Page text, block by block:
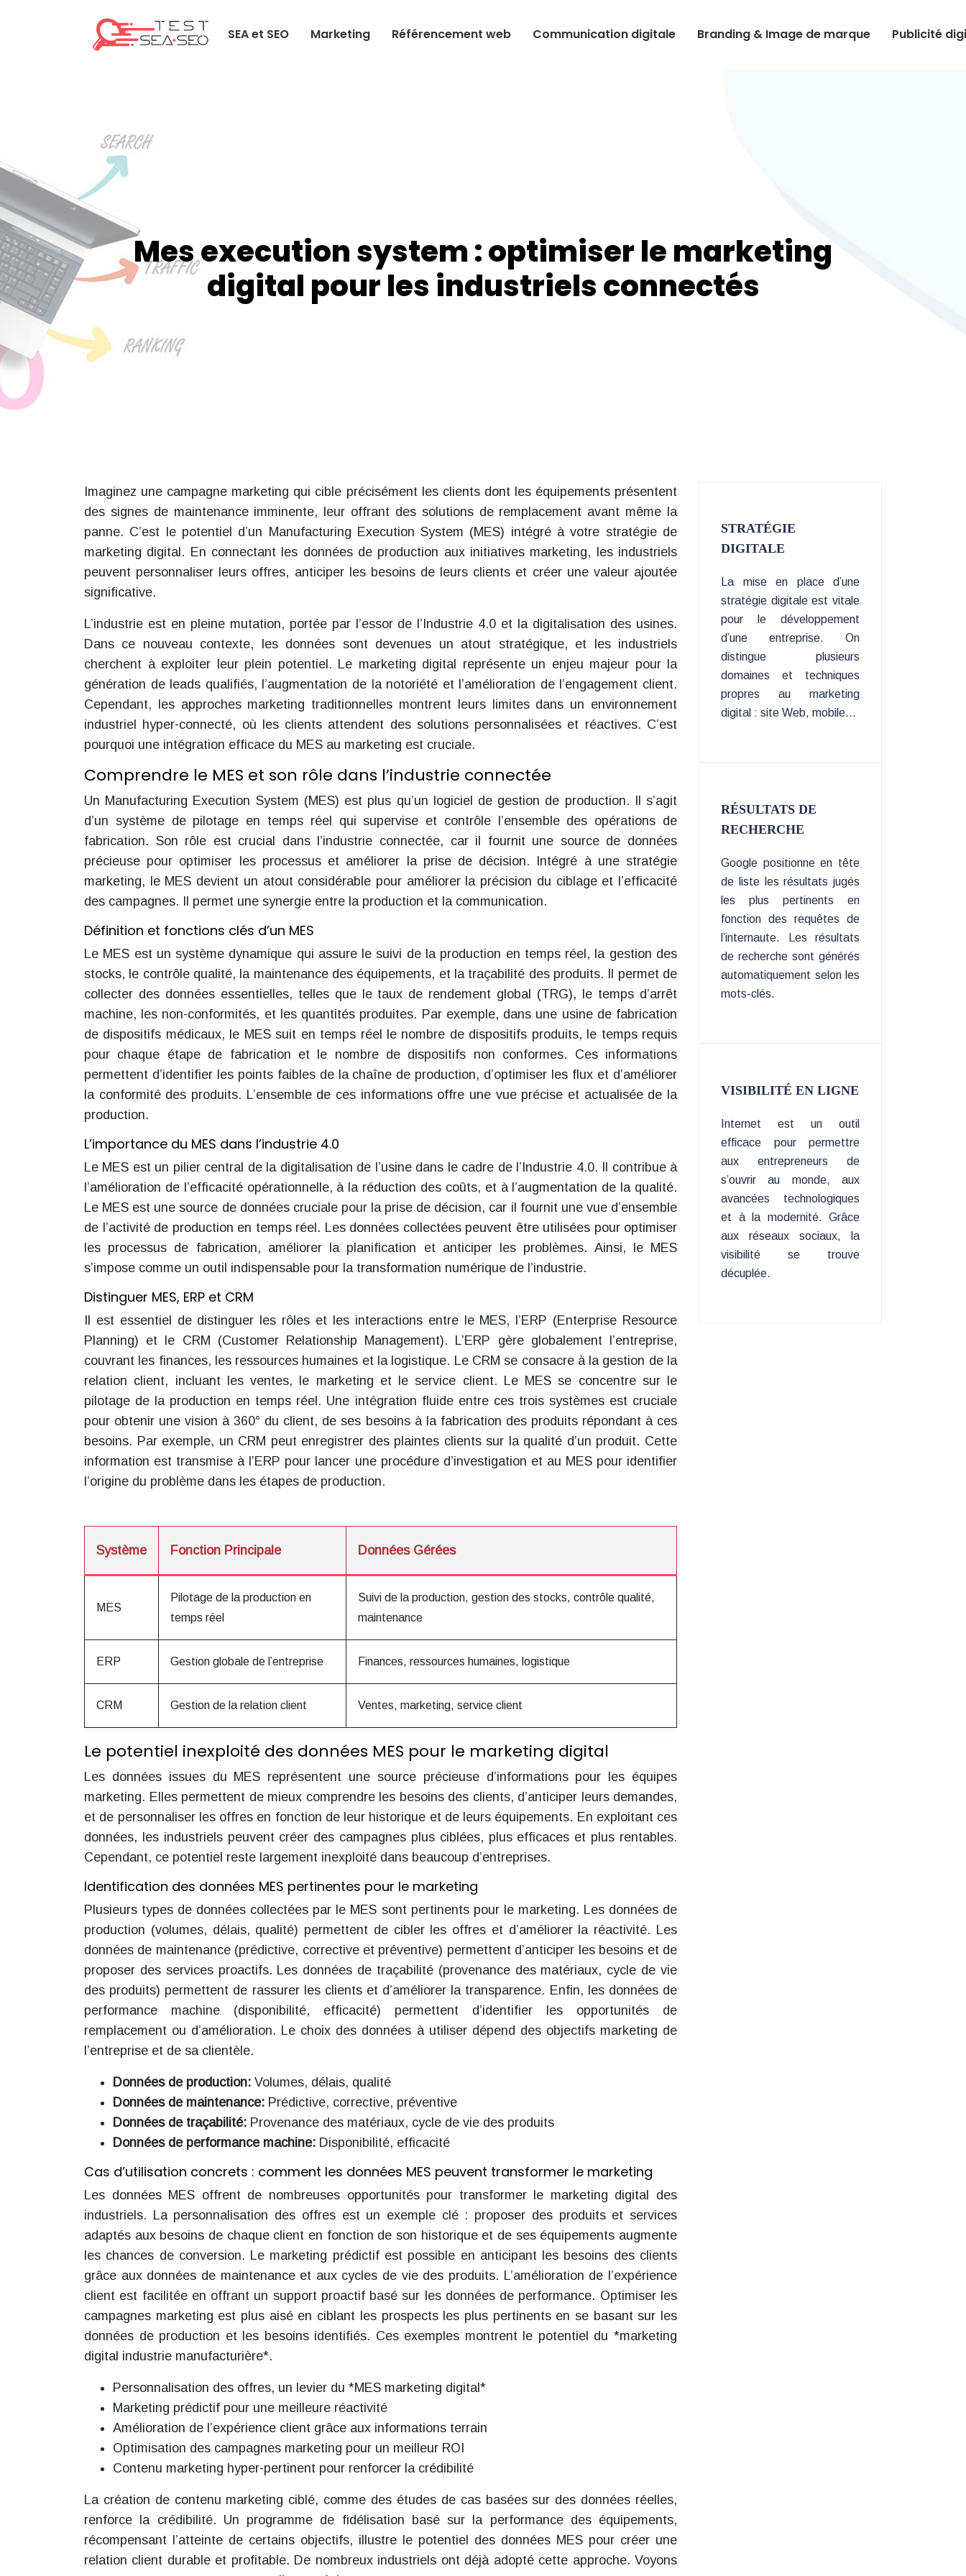
SEA et SEO Marketing Référencement web Communication digitale Branding & Image de marque Publicité
Mes execution system : optimiser le marketing
digital pour les industriels connectés
Imaginez une campagne marketing qui cible précisément les clients dont les équipements présentent
des signes de maintenance imminente, leur offrant des solutions de remplacement avant même la
panne. C’est le potentiel d’un Manufacturing Execution System (MES) intégré à votre stratégie de
marketing digital. En connectant les données de production aux initiatives marketing, les industriels
peuvent personnaliser leurs offres, anticiper les besoins de leurs clients et créer une valeur ajoutée
significative.
L’industrie est en pleine mutation, portée par l’essor de l’Industrie 4.0 et la digitalisation des usines.
Dans ce nouveau contexte, les données sont devenues un atout stratégique, et les industriels
cherchent à exploiter leur plein potentiel. Le marketing digital représente un enjeu majeur pour la
génération de leads qualifiés, l’augmentation de la notoriété et l’amélioration de l’engagement client.
Cependant, les approches marketing traditionnelles montrent leurs limites dans un environnement
industriel hyper-connecté, où les clients attendent des solutions personnalisées et réactives. C’est
pourquoi une intégration efficace du MES au marketing est cruciale.
Comprendre le MES et son rôle dans l’industrie connectée
Un Manufacturing Execution System (MES) est plus qu’un logiciel de gestion de production. Il s’agit
d’un système de pilotage en temps réel qui supervise et contrôle l’ensemble des opérations de
fabrication. Son rôle est crucial dans l’industrie connectée, car il fournit une source de données
précieuse pour optimiser les processus et améliorer la prise de décision. Intégré à une stratégie
marketing, le MES devient un atout considérable pour améliorer la précision du ciblage et l’efficacité
des campagnes. Il permet une synergie entre la production et la communication.
Définition et fonctions clés d’un MES
Le MES est un système dynamique qui assure le suivi de la production en temps réel, la gestion des
stocks, le contrôle qualité, la maintenance des équipements, et la traçabilité des produits. Il permet de
collecter des données essentielles, telles que le taux de rendement global (TRG), le temps d’arrêt
machine, les non-conformités, et les quantités produites. Par exemple, dans une usine de fabrication
de dispositifs médicaux, le MES suit en temps réel le nombre de dispositifs produits, le temps requis
pour chaque étape de fabrication et le nombre de dispositifs non conformes. Ces informations
permettent d’identifier les points faibles de la chaîne de production, d’optimiser les flux et d’améliorer
la conformité des produits. L’ensemble de ces informations offre une vue précise et actualisée de la
production.
L’importance du MES dans l’industrie 4.0
Le MES est un pilier central de la digitalisation de l’usine dans le cadre de l’Industrie 4.0. Il contribue à
l’amélioration de l’efficacité opérationnelle, à la réduction des coûts, et à l’augmentation de la qualité.
Le MES est une source de données cruciale pour la prise de décision, car il fournit une vue d’ensemble
de l’activité de production en temps réel. Les données collectées peuvent être utilisées pour optimiser
les processus de fabrication, améliorer la planification et anticiper les problèmes. Ainsi, le MES
s’impose comme un outil indispensable pour la transformation numérique de l’industrie.
Distinguer MES, ERP et CRM
Il est essentiel de distinguer les rôles et les interactions entre le MES, l’ERP (Enterprise Resource
Planning) et le CRM (Customer Relationship Management). L’ERP gère globalement l’entreprise,
couvrant les finances, les ressources humaines et la logistique. Le CRM se consacre à la gestion de la
relation client, incluant les ventes, le marketing et le service client. Le MES se concentre sur le
pilotage de la production en temps réel. Une intégration fluide entre ces trois systèmes est cruciale
pour obtenir une vision à 360° du client, de ses besoins à la fabrication des produits répondant à ces
besoins. Par exemple, un CRM peut enregistrer des plaintes clients sur la qualité d’un produit. Cette
information est transmise à l’ERP pour lancer une procédure d’investigation et au MES pour identifier
l’origine du problème dans les étapes de production.
Système Fonction Principale Données Gérées
MES
Pilotage de la production en
temps réel
Suivi de la production, gestion des stocks, contrôle qualité,
maintenance
ERP Gestion globale de l’entreprise Finances, ressources humaines, logistique
CRM Gestion de la relation client Ventes, marketing, service client
Le potentiel inexploité des données MES pour le marketing digital
Les données issues du MES représentent une source précieuse d’informations pour les équipes
marketing. Elles permettent de mieux comprendre les besoins des clients, d’anticiper leurs demandes,
et de personnaliser les offres en fonction de leur historique et de leurs équipements. En exploitant ces
données, les industriels peuvent créer des campagnes plus ciblées, plus efficaces et plus rentables.
Cependant, ce potentiel reste largement inexploité dans beaucoup d’entreprises.
Identification des données MES pertinentes pour le marketing
Plusieurs types de données collectées par le MES sont pertinents pour le marketing. Les données de
production (volumes, délais, qualité) permettent de cibler les offres et d’améliorer la réactivité. Les
données de maintenance (prédictive, corrective et préventive) permettent d’anticiper les besoins et de
proposer des services proactifs. Les données de traçabilité (provenance des matériaux, cycle de vie
des produits) permettent de rassurer les clients et d’améliorer la transparence. Enfin, les données de
performance machine (disponibilité, efficacité) permettent d’identifier les opportunités de
remplacement ou d’amélioration. Le choix des données à utiliser dépend des objectifs marketing de
l’entreprise et de sa clientèle.
Données de production: Volumes, délais, qualité
Données de maintenance: Prédictive, corrective, préventive
Données de traçabilité: Provenance des matériaux, cycle de vie des produits
Données de performance machine: Disponibilité, efficacité
Cas d’utilisation concrets : comment les données MES peuvent transformer le marketing
Les données MES offrent de nombreuses opportunités pour transformer le marketing digital des
industriels. La personnalisation des offres est un exemple clé : proposer des produits et services
adaptés aux besoins de chaque client en fonction de son historique et de ses équipements augmente
les chances de conversion. Le marketing prédictif est possible en anticipant les besoins des clients
grâce aux données de maintenance et aux cycles de vie des produits. L’amélioration de l’expérience
client est facilitée en offrant un support proactif basé sur les données de performance. Optimiser les
campagnes marketing est plus aisé en ciblant les prospects les plus pertinents en se basant sur les
données de production et les besoins identifiés. Ces exemples montrent le potentiel du *marketing
digital industrie manufacturière*.
Personnalisation des offres, un levier du *MES marketing digital*
Marketing prédictif pour une meilleure réactivité
Amélioration de l’expérience client grâce aux informations terrain
Optimisation des campagnes marketing pour un meilleur ROI
Contenu marketing hyper-pertinent pour renforcer la crédibilité
La création de contenu marketing ciblé, comme des études de cas basées sur des données réelles,
renforce la crédibilité. Un programme de fidélisation basé sur la performance des équipements,
récompensant l’atteinte de certains objectifs, illustre le potentiel des données MES pour créer une
relation client durable et profitable. De nombreux industriels ont déjà adopté cette approche. Voyons
STRATÉGIE
DIGITALE
La mise en place d’une
stratégie digitale est vitale
pour le développement
d’une entreprise. On
distingue plusieurs
domaines et techniques
propres au marketing
digital : site Web, mobile…
RÉSULTATS DE
RECHERCHE
Google positionne en tête
de liste les résultats jugés
les plus pertinents en
fonction des requêtes de
l’internaute. Les résultats
de recherche sont générés
automatiquement selon les
mots-clés.
VISIBILITÉ EN LIGNE
Internet est un outil
efficace pour permettre
aux entrepreneurs de
s’ouvrir au monde, aux
avancées technologiques
et à la modernité. Grâce
aux réseaux sociaux, la
visibilité se trouve
décuplée.